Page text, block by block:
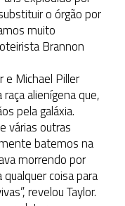
o órgão por
muito
Brannon
e Michael Piller
alienígena que,
pela galáxia.
várias outras
batemos na
morrendo por
coisa para
revelou Taylor.